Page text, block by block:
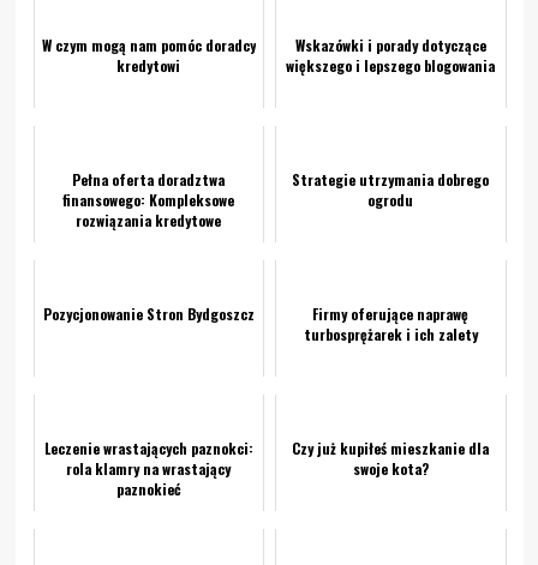
W czym mogą nam pomóc doradcy
kredytowi
Wskazówki i porady dotyczące
większego i lepszego blogowania
Pełna oferta doradztwa
finansowego: Kompleksowe
rozwiązania kredytowe
Strategie utrzymania dobrego
ogrodu
Pozycjonowanie Stron Bydgoszcz
Firmy oferujące naprawę
turbosprężarek i ich zalety
Leczenie wrastających paznokci:
rola klamry na wrastający
paznokieć
Czy już kupiłeś mieszkanie dla
swoje kota?